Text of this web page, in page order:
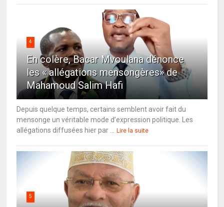
4
En colère, Bacar Mvoulana dénonce
les « allégations mensongères» de
Mahamoud Salim Hafi
Depuis quelque temps, certains semblent avoir fait du
mensonge un véritable mode d’expression politique. Les
allégations diffusées hier par ...
Lire la suite
5